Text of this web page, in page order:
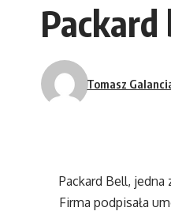
Tomasz
Packard Bell,
Firma podpisała